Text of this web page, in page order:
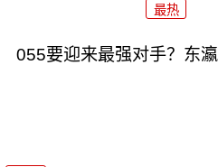
最热
055要迎来最强对手？东